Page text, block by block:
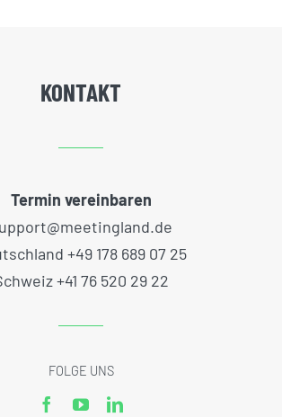
KONTAKT
Termin vereinbaren
+49 178 689 07 25
+41 76 520 29 22
FOLGE UNS